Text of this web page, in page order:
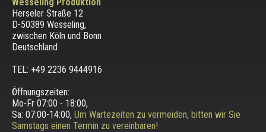
Herseler Straße 12
D-50389 Wesseling,
zwischen Köln und Bonn
Deutschland
TEL: +49 2236 9444916
Öffnungszeiten:
Mo-Fr 07:00 - 18:00,
Sa: 07:00-14:00, Um Wartezeiten zu vermeiden, bitten wir Sie
Samstags einen Termin zu vereinbaren!